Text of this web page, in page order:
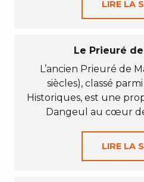
LIRE LA
Le Prieuré
L’ancien Prieuré de
siècles), classé
Historiques, est une
Dangeul au cœur de
LIRE LA